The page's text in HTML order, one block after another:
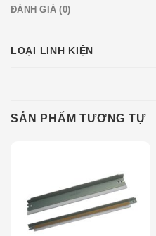
ĐÁNH GIÁ (0)
LOẠI LINH KIỆN
SẢN PHẨM TƯƠNG TỰ